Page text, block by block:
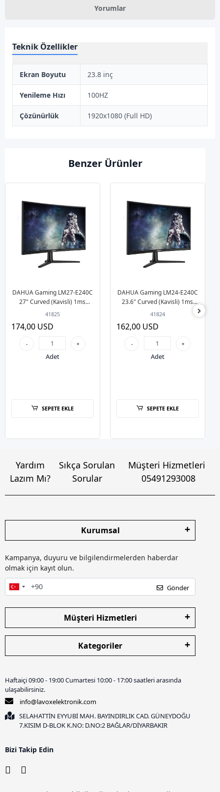
Yorumlar
Teknik Özellikler
Ekran Boyutu 23.8 inç
Yenileme Hızı 100HZ
Çözünürlük 1920x1080 (Full HD)
Benzer Ürünler
DAHUA Gaming LM27-E240C
27" Curved (Kavisli) 1ms
240Hz FullHD 1920x1080
41825
174,00 USD
- +
Adet
SEPETE EKLE
DAHUA Gaming LM24-E240C
23.6" Curved (Kavisli) 1ms
240Hz FullHD 1920x1080
41824
162,00 USD
- +
Adet
SEPETE EKLE
Yardım
Lazım Mı?
Sıkça Sorulan
Sorular
Müşteri Hizmetleri
05491293008
Kurumsal
Kampanya, duyuru ve bilgilendirmelerden haberdar
olmak için kayıt olun.
Gönder
Müşteri Hizmetleri
Kategoriler
Haftaiçi 09:00 - 19:00 Cumartesi 10:00 - 17:00 saatleri arasında
ulaşabilirsiniz.
info@lavoxelektronik.com
SELAHATTİN EYYUBİ MAH. BAYINDIRLIK CAD. GÜNEYDOĞU
7.KISIM D-BLOK K.NO: D.NO:2 BAĞLAR/DİYARBAKIR
Bizi Takip Edin